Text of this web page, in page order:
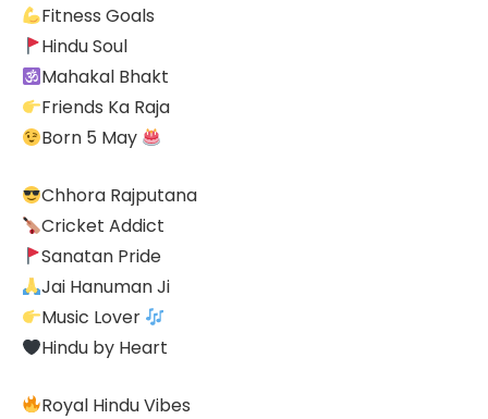
Fitness Goals
Hindu Soul
Mahakal Bhakt
Friends Ka Raja
Born 5 May
Chhora Rajputana
Cricket Addict
Sanatan Pride
Jai Hanuman Ji
Music Lover
Hindu by Heart
Royal Hindu Vibes